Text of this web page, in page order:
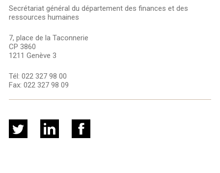
Secrétariat général du département des finances et des
ressources humaines
7, place de la Taconnerie
CP 3860
1211 Genève 3
Tél: 022 327 98 00
Fax: 022 327 98 09